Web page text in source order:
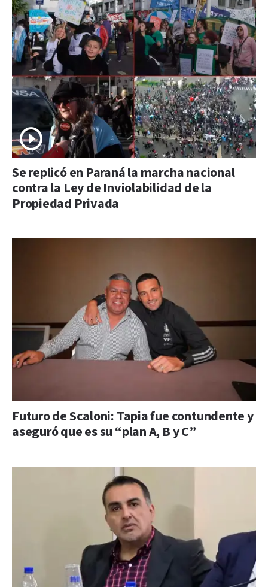
Se replicó en Paraná la marcha nacional
contra la Ley de Inviolabilidad de la
Propiedad Privada
Futuro de Scaloni: Tapia fue contundente y
aseguró que es su “plan A, B y C”